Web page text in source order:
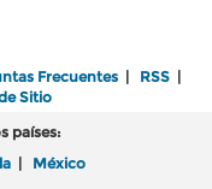
Frecuentes | RSS |
Sitio
países:
| México